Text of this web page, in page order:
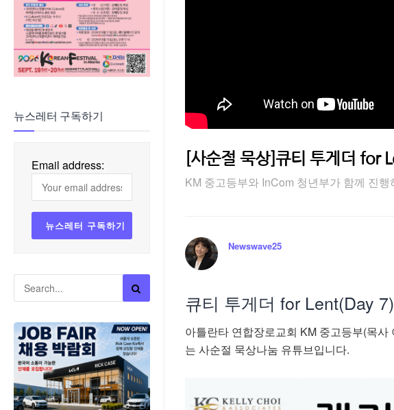
뉴스레터 구독하기
Email address: [사순절 묵상]큐티 투게더 for
KM 중고등부와 InCom 청년부가 함께 진
Newswave25
큐티 투게더 for Lent(Day 7)
아틀란타 연합장로교회 KM 중고등부(목
는 사순절 묵상나눔 유튜브입니다.